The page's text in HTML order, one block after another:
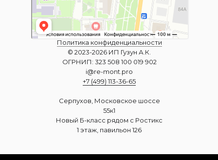
Политика конфиденциальности
© 2023-2026 ИП Гузун А.К.
ОГРНИП: 323 508 100 019 902
i@re-mont.pro
+7 (499) 113-36-65
Серпухов, Московское шоссе
55к1
Новый Б-класс рядом с Ростикс
1 этаж, павильон 126